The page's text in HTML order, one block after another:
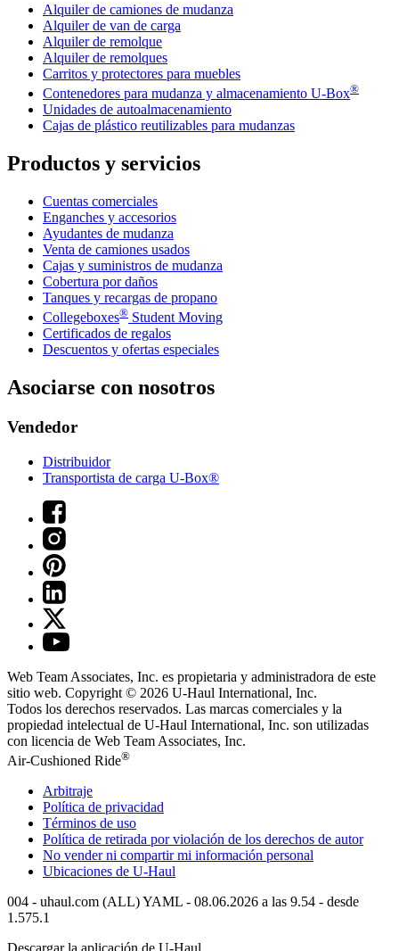
Alquiler de camiones de mudanza
Alquiler de van de carga
Alquiler de remolque
Alquiler de remolques
Carritos y protectores para muebles
Contenedores para mudanza y almacenamiento U-Box®
Unidades de autoalmacenamiento
Cajas de plástico reutilizables para mudanzas
Productos y servicios
Cuentas comerciales
Enganches y accesorios
Ayudantes de mudanza
Venta de camiones usados
Cajas y suministros de mudanza
Cobertura por daños
Tanques y recargas de propano
Collegeboxes® Student Moving
Certificados de regalos
Descuentos y ofertas especiales
Asociarse con nosotros
Vendedor
Distribuidor
Transportista de carga U-Box®
Web Team Associates, Inc. es propietaria y administradora de este
sitio web. Copyright © 2026 U-Haul International, Inc.
Todos los derechos reservados. Las marcas comerciales y la
propiedad intelectual de U-Haul International, Inc. son utilizadas
con licencia de Web Team Associates, Inc.
Air-Cushioned Ride®
Arbitraje
Política de privacidad
Términos de uso
Política de retirada por violación de los derechos de autor
No vender ni compartir mi información personal
Ubicaciones de U-Haul
004 - uhaul.com (ALL) YAML - 08.06.2026 a las 9.54 - desde
1.575.1